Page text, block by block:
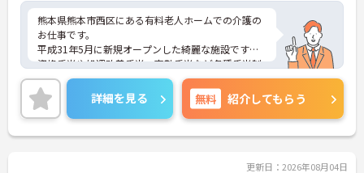
熊本県熊本市西区にある有料老人ホームでの介護の
お仕事です。
平成31年5月に新規オープンした綺麗な施設です☆
資格手当や処遇改善手当、夜勤手当など各種手当制
度が充実しています。
隣に訪問介護事業所があり、何かあった場合の連携
も取れますので安心して勤務できます。
休みは4週8休あり残業も少ないので、プライベート
も大切にしていただけます。
詳細を見る 無料 紹介してもらう
更新日：2026年08月04日